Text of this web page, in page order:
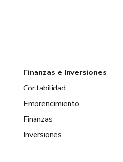
Finanzas e Inversiones
Contabilidad
Emprendimiento
Finanzas
Inversiones